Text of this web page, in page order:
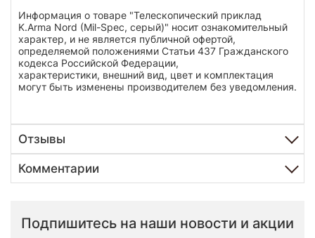
Информация о товаре "Телескопический приклад
K.Arma Nord (Mil-Spec, серый)" носит ознакомительный
характер, и не является публичной офертой,
определяемой положениями Статьи 437 Гражданского
кодекса Российской Федерации,
характеристики, внешний вид, цвет и комплектация
могут быть изменены производителем без уведомления.
Отзывы
Комментарии
Подпишитесь на наши новости и акции